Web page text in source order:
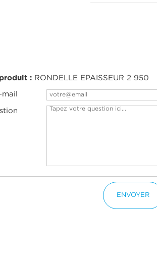
: RONDELLE EPAISSEUR 2 950
ENVOYER